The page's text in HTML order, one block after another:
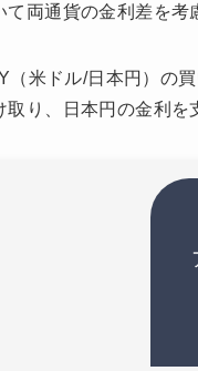
両通貨の金利差を考
米ドル/日本円）の
り、日本円の金利を